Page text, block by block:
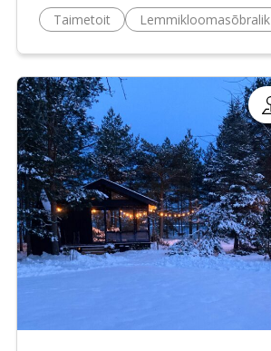
Taimetoit Lemmikloomasõbralik